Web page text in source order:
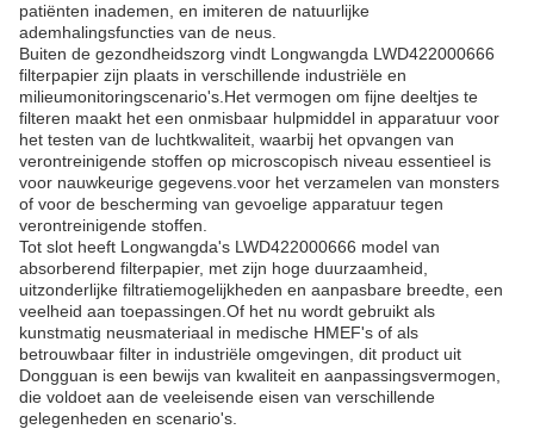
patiënten inademen, en imiteren de natuurlijke
ademhalingsfuncties van de neus.
Buiten de gezondheidszorg vindt Longwangda LWD422000666
filterpapier zijn plaats in verschillende industriële en
milieumonitoringscenario's.Het vermogen om fijne deeltjes te
filteren maakt het een onmisbaar hulpmiddel in apparatuur voor
het testen van de luchtkwaliteit, waarbij het opvangen van
verontreinigende stoffen op microscopisch niveau essentieel is
voor nauwkeurige gegevens.voor het verzamelen van monsters
of voor de bescherming van gevoelige apparatuur tegen
verontreinigende stoffen.
Tot slot heeft Longwangda's LWD422000666 model van
absorberend filterpapier, met zijn hoge duurzaamheid,
uitzonderlijke filtratiemogelijkheden en aanpasbare breedte, een
veelheid aan toepassingen.Of het nu wordt gebruikt als
kunstmatig neusmateriaal in medische HMEF's of als
betrouwbaar filter in industriële omgevingen, dit product uit
Dongguan is een bewijs van kwaliteit en aanpassingsvermogen,
die voldoet aan de veeleisende eisen van verschillende
gelegenheden en scenario's.